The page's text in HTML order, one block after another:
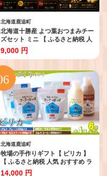
北海道鹿追町
北海道十勝産 よつ葉おつまみチー
ズセット ミニ 【 ふるさと納税 人
気 おすすめ ランキング よつ葉 加
工食品 乳製品 チーズ チェダー ゴ
ーダ スモークチーズ おつまみ 贈
答 プレゼント 贈り物 ギフト セッ
ト 北海道産 十勝産 北海道 鹿追町
送料無料 】 SKA024
9,000 円
北海道鹿追町
牧場の手作りギフト【 ピリカ 】
【 ふるさと納税 人気 おすすめ ラ
ンキング ヨーグルト プレーンヨ
14,000 円